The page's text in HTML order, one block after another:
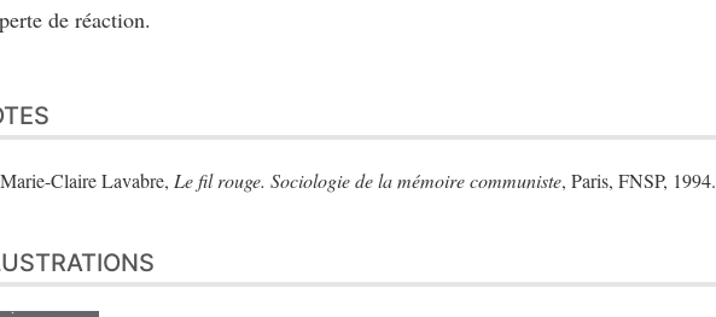
perte de réaction.
Claire Lavabre, Le fil rouge. Sociologie de la mémoire communiste, Paris, FNSP, 1994.